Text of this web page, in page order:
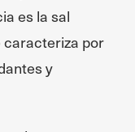
es la sal
caracteriza por
y